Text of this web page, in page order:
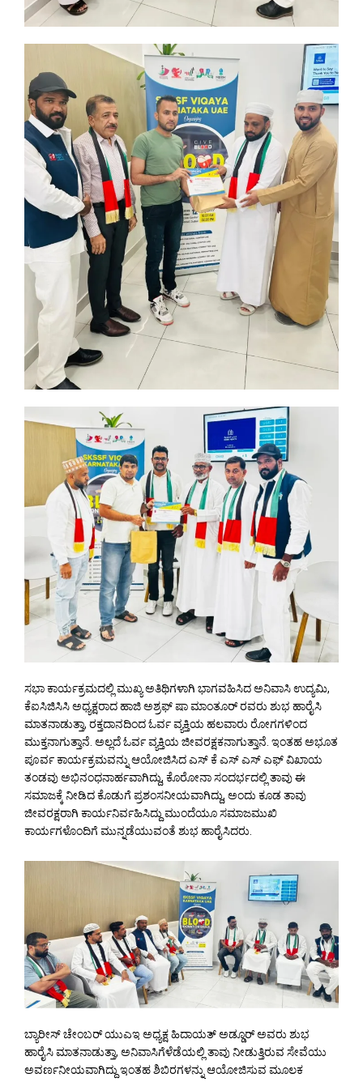
ಸಭಾ ಕಾರ್ಯಕ್ರಮದಲ್ಲಿ ಮುಖ್ಯ ಅತಿಥಿಗಳಾಗಿ ಭಾಗವಹಿಸಿದ ಅನಿವಾಸಿ ಉದ್ಯಮಿ,
ಕೆಐಸಿಜಿಸಿಸಿ ಅಧ್ಯಕ್ಷರಾದ ಹಾಜಿ ಅಶ್ರಫ್ ಷಾ ಮಾಂತೂರ್ ರವರು ಶುಭ ಹಾರೈಸಿ
ಮಾತನಾಡುತ್ತಾ, ರಕ್ತದಾನದಿಂದ ಓರ್ವ ವ್ಯಕ್ತಿಯ ಹಲವಾರು ರೋಗಗಳಿಂದ
ಮುಕ್ತನಾಗುತ್ತಾನೆ. ಅಲ್ಲದೆ ಓರ್ವ ವ್ಯಕ್ತಿಯ ಜೀವರಕ್ಷಕನಾಗುತ್ತಾನೆ. ಇಂತಹ ಅಭೂತ
ಪೂರ್ವ ಕಾರ್ಯಕ್ರಮವನ್ನು ಆಯೋಜಿಸಿದ ಎಸ್ ಕೆ ಎಸ್ ಎಸ್ ಎಫ್ ವಿಖಾಯ
ತಂಡವು ಅಭಿನಂಧನಾರ್ಹವಾಗಿದ್ದು, ಕೊರೋನಾ ಸಂದರ್ಭದಲ್ಲಿ ತಾವು ಈ
ಸಮಾಜಕ್ಕೆ ನೀಡಿದ ಕೊಡುಗೆ ಪ್ರಶಂಸನೀಯವಾಗಿದ್ದು, ಅಂದು ಕೂಡ ತಾವು
ಜೀವರಕ್ಷರಾಗಿ ಕಾರ್ಯನಿರ್ವಹಿಸಿದ್ದು ಮುಂದೆಯೂ ಸಮಾಜಮುಖಿ
ಕಾರ್ಯಗಳೊಂದಿಗೆ ಮುನ್ನಡೆಯುವಂತೆ ಶುಭ ಹಾರೈಸಿದರು.
ಬ್ಯಾರೀಸ್ ಚೇಂಬರ್ ಯುಎಇ ಅಧ್ಯಕ್ಷ ಹಿದಾಯತ್ ಅಡ್ಡೂರ್ ಅವರು ಶುಭ
ಹಾರೈಸಿ ಮಾತನಾಡುತ್ತಾ, ಅನಿವಾಸಿಗೆಳೆಡೆಯಲ್ಲಿ ತಾವು ನೀಡುತ್ತಿರುವ ಸೇವೆಯು
ಅವರ್ಣನೀಯವಾಗಿದ್ದು ಇಂತಹ ಶಿಬಿರಗಳನ್ನು ಆಯೋಜಿಸುವ ಮೂಲಕ